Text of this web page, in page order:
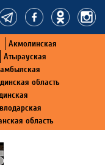
Акмолинская
Атырауская
область
область